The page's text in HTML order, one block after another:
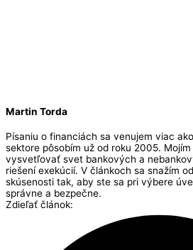
Martin Torda
Písaniu o financiách sa venujem viac
sektore pôsobím už od roku 2005.
vysvetľovať svet bankových a
riešení exekúcií. V článkoch sa snažím
skúsenosti tak, aby ste sa pri výbere
správne a bezpečne.
Zdieľať článok: